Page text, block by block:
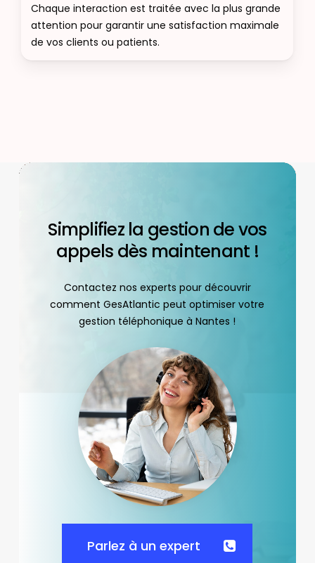
Chaque interaction est traitée avec la plus grande
attention pour garantir une satisfaction maximale
de vos clients ou patients.
Simplifiez la gestion de vos
appels dès maintenant !
Contactez nos experts pour découvrir
comment GesAtlantic peut optimiser votre
gestion téléphonique à Nantes !
Parlez à un expert